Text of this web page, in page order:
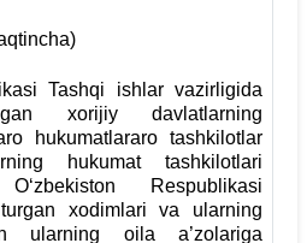
Tashqi ishlar vazirligida
xorijiy davlatlarning
hukumatlararo tashkilotlar
hukumat tashkilotlari
Respublikasi
xodimlari va ularning
ularning oila a’zolariga